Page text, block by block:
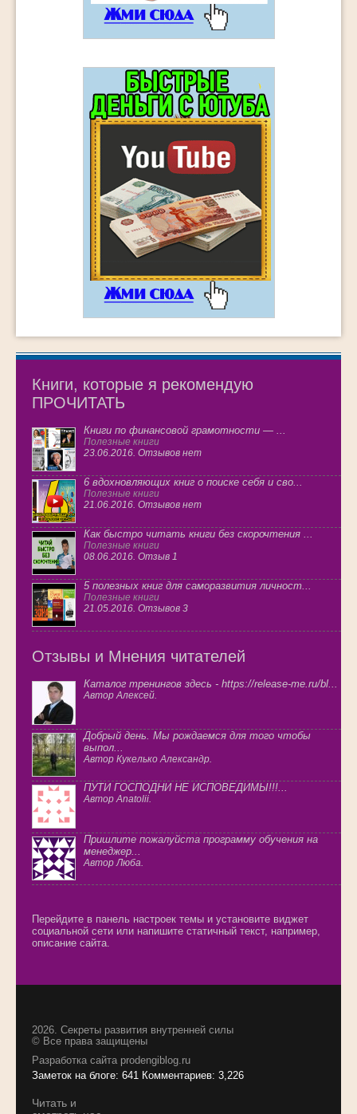
Книги, которые я рекомендую
ПРОЧИТАТЬ
Книги по финансовой грамотности — ...
Полезные книги
23.06.2016. Отзывов нет
6 вдохновляющих книг о поиске себя и сво...
Полезные книги
21.06.2016. Отзывов нет
Как быстро читать книги без скорочтения ...
Полезные книги
08.06.2016. Отзыв 1
5 полезных книг для саморазвития личност...
Полезные книги
21.05.2016. Отзывов 3
Отзывы и Мнения читателей
Каталог тренингов здесь - https://release-me.ru/bl...
Автор Алексей.
Добрый день. Мы рождаемся для того чтобы
выпол...
Автор Кукелько Александр.
ПУТИ ГОСПОДНИ НЕ ИСПОВЕДИМЫ!!!...
Автор Anatolii.
Пришлите пожалуйста программу обучения на
менеджер...
Автор Люба.
Перейдите в панель настроек темы и установите виджет
социальной сети или напишите статичный текст, например,
описание сайта.
2026. Секреты развития внутренней силы
© Все права защищены
Разработка сайта prodengiblog.ru
Заметок на блоге: 641 Комментариев: 3,226
Читать и